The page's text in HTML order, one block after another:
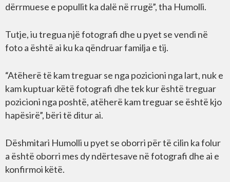
dërrmuese e popullit ka dalë në rrugë”, tha Humolli.
Tutje, iu tregua një fotografi dhe u pyet se vendi në
foto a është ai ku ka qëndruar familja e tij.
“Atëherë të kam treguar se nga pozicioni nga lart, nuk e
kam kuptuar këtë fotografi dhe tek kur është treguar
pozicioni nga poshtë, atëherë kam treguar se është kjo
hapësirë”, bëri të ditur ai.
Dëshmitari Humolli u pyet se oborri për të cilin ka folur
a është oborri mes dy ndërtesave në fotografi dhe ai e
konfirmoi këtë.